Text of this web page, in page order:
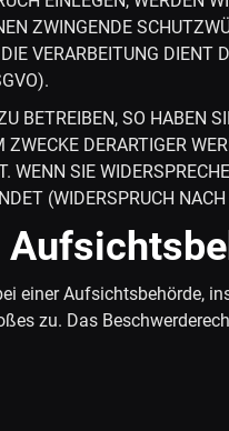
ZWINGENDE
VERARBEITUNG DIENT
BETREIBEN, SO HABEN
DERARTIGER
SIE
(WIDERSPRUCH
einer Aufsichtsbehörde,
zu. Das